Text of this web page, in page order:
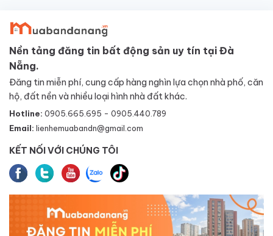
Nền tảng đăng tin bất động sản uy tín tại Đà
Nẵng.
Đăng tin miễn phí, cung cấp hàng nghìn lựa chọn nhà phố, căn
hộ, đất nền và nhiều loại hình nhà đất khác.
Hotline: 0905.665.695 - 0905.440.789
Email: lienhemuabandn@gmail.com
KẾT NỐI VỚI CHÚNG TÔI